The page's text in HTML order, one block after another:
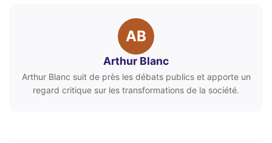
AB
Arthur Blanc
Arthur Blanc suit de près les débats publics et apporte un
regard critique sur les transformations de la société.